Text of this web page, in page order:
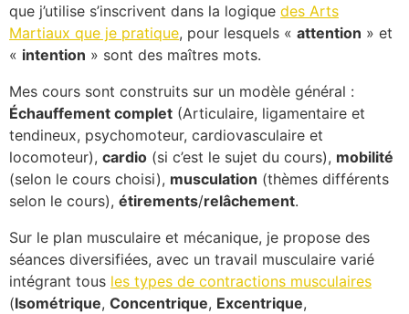
que j’utilise s’inscrivent dans la logique des Arts
Martiaux que je pratique, pour lesquels « attention » et
« intention » sont des maîtres mots.
Mes cours sont construits sur un modèle général :
Échauffement complet (Articulaire, ligamentaire et
tendineux, psychomoteur, cardiovasculaire et
locomoteur), cardio (si c’est le sujet du cours), mobilité
(selon le cours choisi), musculation (thèmes différents
selon le cours), étirements/relâchement.
Sur le plan musculaire et mécanique, je propose des
séances diversifiées, avec un travail musculaire varié
intégrant tous les types de contractions musculaires
(Isométrique, Concentrique, Excentrique,